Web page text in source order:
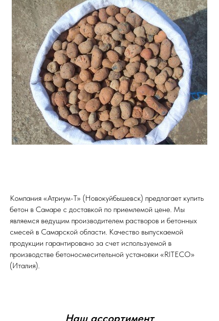
Компания «Атриум-Т» (Новокуйбышевск) предлагает купить
бетон в Самаре с доставкой по приемлемой цене. Мы
являемся ведущим производителем растворов и бетонных
смесей в Самарской области. Качество выпускаемой
продукции гарантировано за счет используемой в
производстве бетоносмесительной установки «RITECO»
(Италия).
Наш ассортимент